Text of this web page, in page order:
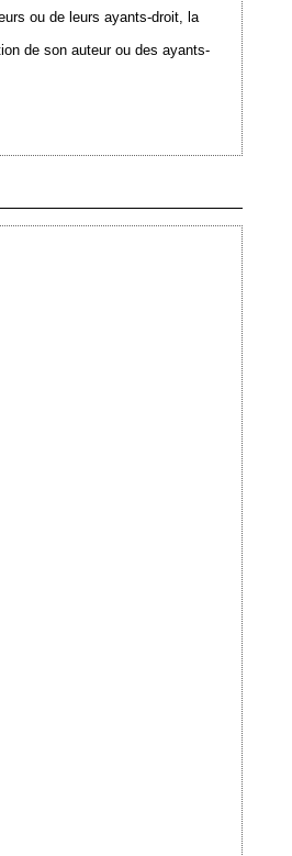
ou de leurs ayants-droit, la
de son auteur ou des ayants-